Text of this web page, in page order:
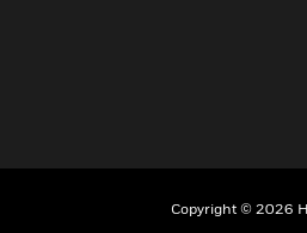
Copyright © 2026